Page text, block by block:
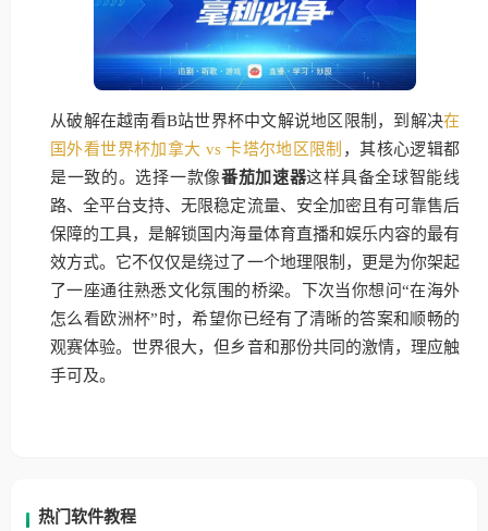
从破解在越南看B站世界杯中文解说地区限制，到解决在
国外看世界杯加拿大 vs 卡塔尔地区限制 ，其核心逻辑都
是一致的。选择一款像番茄加速器这样具备全球智能线
路、全平台支持、无限稳定流量、安全加密且有可靠售后
保障的工具，是解锁国内海量体育直播和娱乐内容的最有
效方式。它不仅仅是绕过了一个地理限制，更是为你架起
了一座通往熟悉文化氛围的桥梁。下次当你想问“在海外
怎么看欧洲杯”时，希望你已经有了清晰的答案和顺畅的
观赛体验。世界很大，但乡音和那份共同的激情，理应触
手可及。
热门软件教程